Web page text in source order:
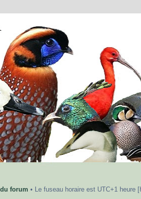
forum • Le fuseau horaire est UTC+1 heure